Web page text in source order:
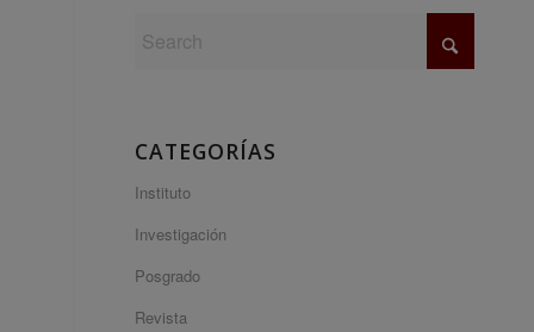
CATEGORÍAS
Instituto
Investigación
Posgrado
Revista